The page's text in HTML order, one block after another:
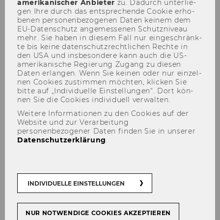
SROI-Analyse "gabarage
upcycling design" (Get Active
Social Business Award
Siegerprojekt 2014)
Im Rah­men der In­itia­ti­ve “Ideen gegen
für 1ne zwei­te Chan­ce" zum Preis­trä­ger des
amerikanischer An­bie­ter zu. Da­durch un­ter­lie­
gen Ihre durch das ent­spre­chen­de Coo­kie er­ho­
be­nen per­so­nen­be­zo­ge­nen Daten kei­nem dem
EU-​Datenschutz an­ge­mes­se­nen Schutz­ni­veau
mehr. Sie haben in die­sem Fall nur ein­ge­schränk­
te bis keine da­ten­schutz­recht­li­chen Rech­te in
den USA und ins­be­son­de­re kann auch die US-​
amerikanische Re­gie­rung Zu­gang zu die­sen
Daten er­lan­gen. Wenn Sie kei­nen oder nur ein­zel­
nen Coo­kies zu­stim­men möch­ten, kli­cken Sie
bitte auf „In­di­vi­du­el­le Ein­stel­lun­gen“. Dort kön­
nen Sie die Coo­kies in­di­vi­du­ell ver­wal­ten.
Weitere Informationen zu den Cookies auf der
Website und zur Verarbeitung
personenbezogener Daten finden Sie in unserer
Datenschutzerklärung
INDIVIDUELLE EINSTELLUNGEN
NUR NOTWENDIGE COOKIES AKZEPTIEREN